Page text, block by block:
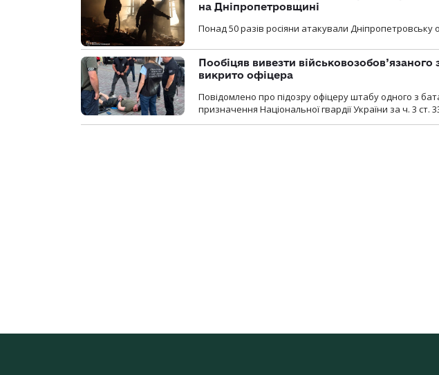
на Дніпропетровщині
Понад 50 разів росіяни атакували Дніпропетровську
Пообіцяв вивезти військовозобов’язаного
викрито офіцера
Повідомлено про підозру офіцеру штабу одного з
призначення Національної гвардії України за ч. 3 ст.